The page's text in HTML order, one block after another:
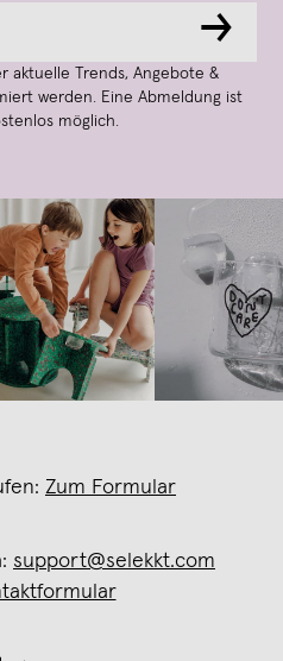
→
aktuelle Trends, Angebote &
werden. Eine Abmeldung ist
möglich.
Zum Formular
support@selekkt.com